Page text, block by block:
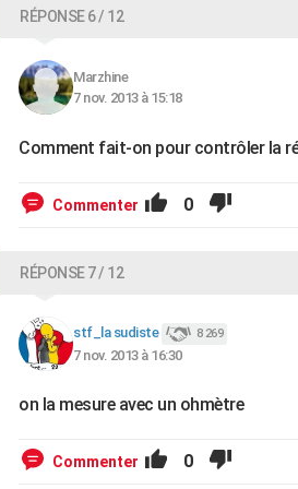
RÉPONSE 6 / 12
Marzhine
7 nov. 2013 à 15:18
Comment fait-on pour contrôler la
Commenter 0
RÉPONSE 7 / 12
stf_la sudiste 8 269
7 nov. 2013 à 16:30
on la mesure avec un ohmètre
Commenter 0